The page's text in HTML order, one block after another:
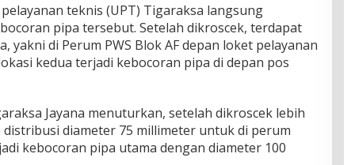
teknis (UPT) Tigaraksa langsung
pipa tersebut. Setelah dikroscek, terdapat
yakni di Perum PWS Blok AF depan loket pelayanan
kedua terjadi kebocoran pipa di depan pos
Jayana menuturkan, setelah dikroscek lebih
diameter 75 millimeter untuk di perum
kebocoran pipa utama dengan diameter 100